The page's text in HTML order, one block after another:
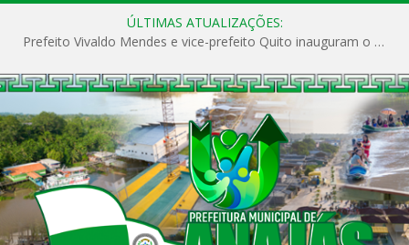
ÚLTIMAS ATUALIZAÇÕES:
Prefeito Vivaldo Mendes e vice-prefeito Quito inauguram o CAPS e fortalecem a saúde pública em Anajás.